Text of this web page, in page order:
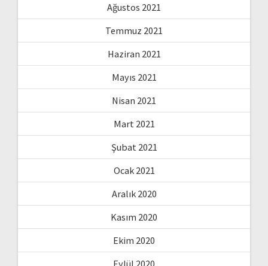
Ağustos 2021
Temmuz 2021
Haziran 2021
Mayıs 2021
Nisan 2021
Mart 2021
Şubat 2021
Ocak 2021
Aralık 2020
Kasım 2020
Ekim 2020
Eylül 2020